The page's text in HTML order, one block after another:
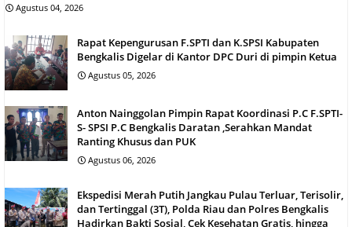
Agustus 04, 2026
Rapat Kepengurusan F.SPTI dan K.SPSI Kabupaten
Bengkalis Digelar di Kantor DPC Duri di pimpin Ketua
Agustus 05, 2026
Anton Nainggolan Pimpin Rapat Koordinasi P.C F.SPTI-
S- SPSI P.C Bengkalis Daratan ,Serahkan Mandat
Ranting Khusus dan PUK
Agustus 06, 2026
Ekspedisi Merah Putih Jangkau Pulau Terluar, Terisolir,
dan Tertinggal (3T), Polda Riau dan Polres Bengkalis
Hadirkan Bakti Sosial, Cek Kesehatan Gratis, hingga